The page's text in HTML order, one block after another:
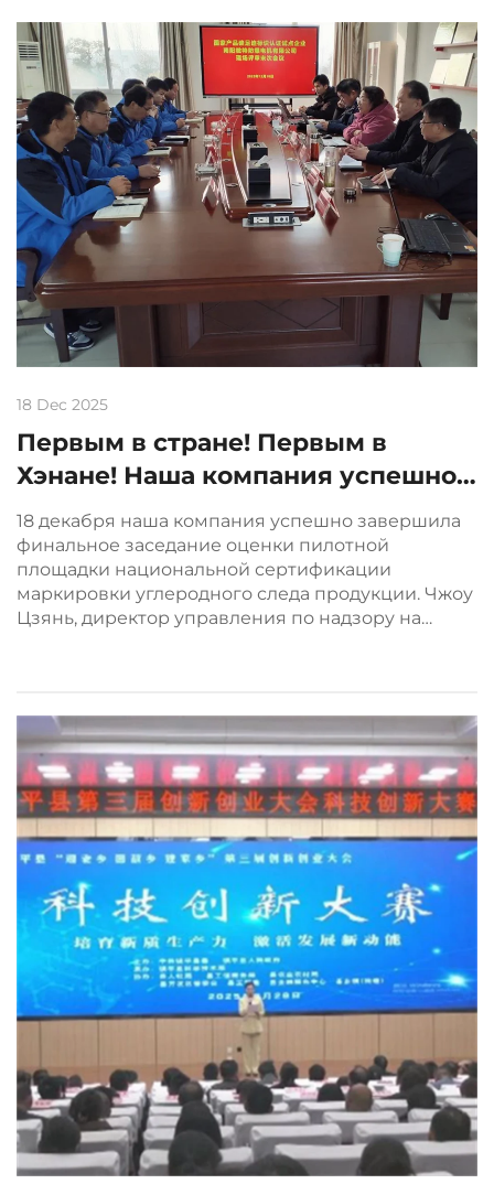
технического обслуживания...
18 Dec 2025
Первым в стране! Первым в
Хэнане! Наша компания успешно
прошла оценку пилотной
площадки национальной
сертификации этикетки
углеродного следа продукции
18 декабря наша компания успешно завершила
финальное заседание оценки пилотной
площадки национальной сертификации
маркировки углеродного следа продукции. Чжоу
Цзянь, директор управления по надзору на